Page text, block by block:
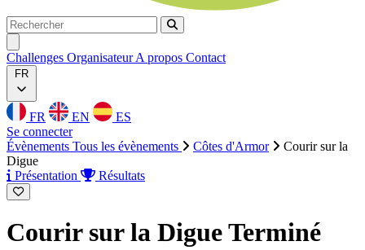
Rechercher
Rechercher
Challenges OrganisateurA propos Contact
FR
FR EN
ES
Se connecter
Évènements Tous les évènements Côtes d'Armor
Courir sur la
Digue
Présentation
Résultats
Courir sur la DigueTerminé